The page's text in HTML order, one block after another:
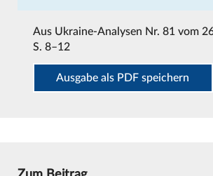
Aus Ukraine-Analysen Nr. 81 vom
S. 8–12
Ausgabe als PDF speichern